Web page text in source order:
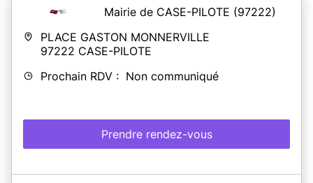
Mairie de CASE-PILOTE (97222)
PLACE GASTON MONNERVILLE
97222 CASE-PILOTE
Prochain RDV : Non communiqué
Prendre rendez-vous